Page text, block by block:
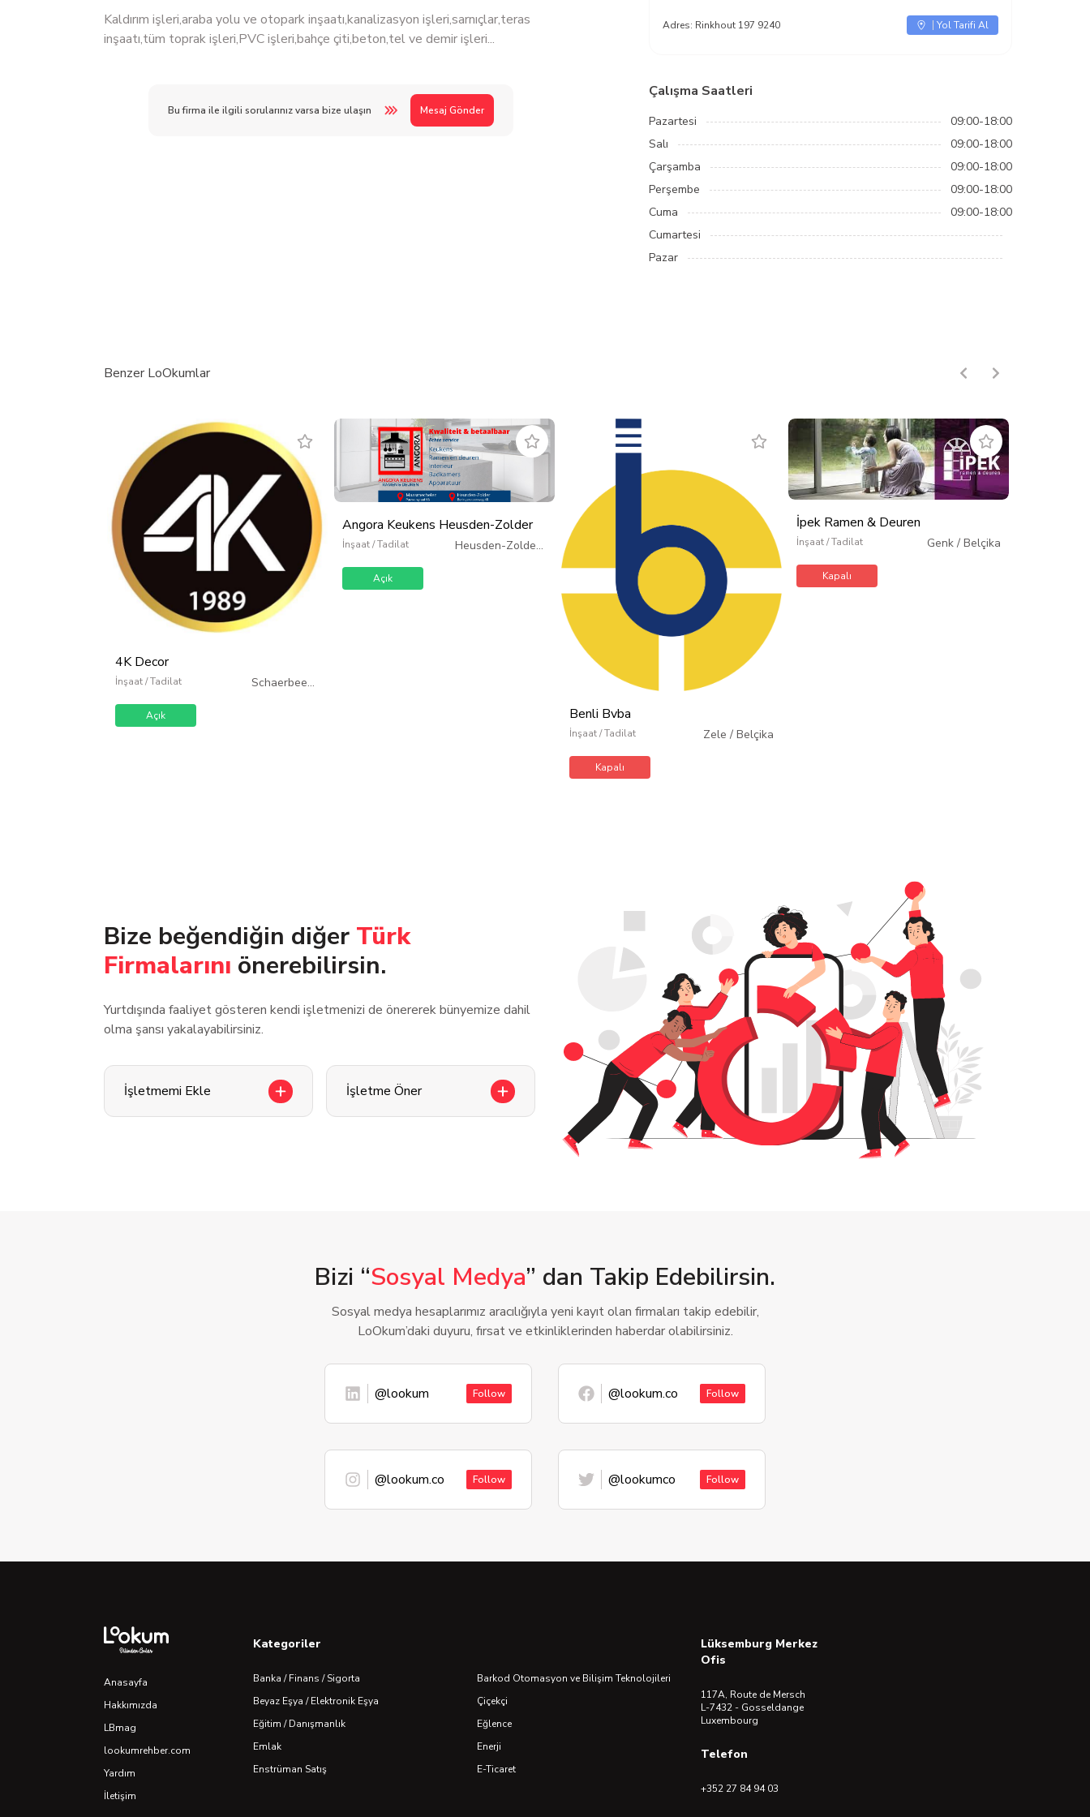
Kaldırım işleri,araba yolu ve otopark inşaatı,kanalizasyon işleri,sarnıçlar,teras
inşaatı,tüm toprak işleri,PVC işleri,bahçe çiti,beton,tel ve demir işleri...
Bu firma ile ilgili sorularınız varsa bize ulaşın Mesaj Gönder
Adres: Rinkhout 197 9240 Yol Tarifi Al
Çalışma Saatleri
Pazartesi
09:00-18:00
Salı
09:00-18:00
Çarşamba
09:00-18:00
Perşembe
09:00-18:00
Cuma
09:00-18:00
Cumartesi
Pazar
Benzer LoOkumlar
4K Decor
İnşaat / Tadilat Schaerbeek/
Açık
Angora Keukens Heusden-Zolder
İnşaat / Tadilat Heusden-Zolder/
Açık
Benli Bvba
İnşaat / Tadilat Zele / Belçika
Kapalı
İpek Ramen & Deuren
İnşaat / Tadilat Genk / Belçika
Kapalı
Bize beğendiğin diğer Türk
Firmalarını önerebilirsin.
Yurtdışında faaliyet gösteren kendi işletmenizi de önererek bünyemize dahil
olma şansı yakalayabilirsiniz.
İşletmemi Ekle İşletme Öner
Bizi “Sosyal Medya” dan Takip Edebilirsin.
Sosyal medya hesaplarımız aracılığıyla yeni kayıt olan firmaları takip edebilir,
LoOkum’daki duyuru, fırsat ve etkinliklerinden haberdar olabilirsiniz.
@lookum Follow @lookum.co Follow
@lookum.co Follow @lookumco Follow
Anasayfa
Hakkımızda
LBmag
lookumrehber.com
Yardım
İletişim
Kategoriler
Banka / Finans / Sigorta
Barkod Otomasyon ve Bilişim Teknolojileri
Beyaz Eşya / Elektronik Eşya
Çiçekçi
Eğitim / Danışmanlık
Eğlence
Emlak
Enerji
Enstrüman Satış
E-Ticaret
Lüksemburg Merkez
Ofis
117A, Route de Mersch
L-7432 - Gosseldange
Luxembourg
Telefon
+352 27 84 94 03